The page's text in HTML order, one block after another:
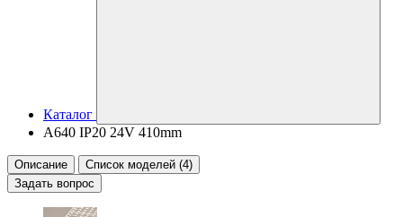
Каталог
A640 IP20 24V 410mm
Описание
Список моделей (4)
Задать вопрос